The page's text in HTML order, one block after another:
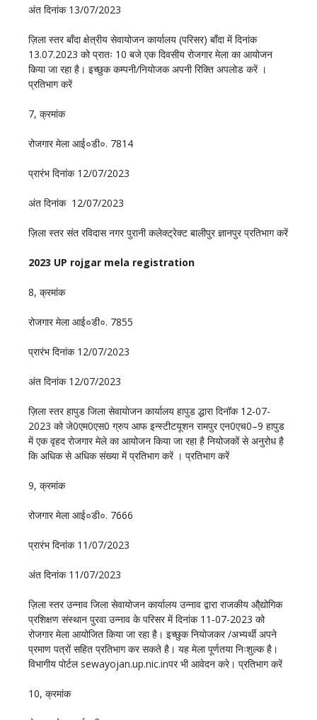
अंत दिनांक 13/07/2023
ज़िला स्तर बाँदा क्षेत्रीय सेवायोजन कार्यालय (परिसर) बॉंदा में दिनांक
13.07.2023 को प्रातः 10 बजे एक दिवसीय रोजगार मेला का आयोजन
किया जा रहा है। इच्छुक कम्पनी/नियोजक अपनी रिक्ति अपलोड करें ।
प्रतिभाग करें
7, क्रमांक
रोजगार मेला आई०डी०. 7814
प्रारंभ दिनांक 12/07/2023
अंत दिनांक 12/07/2023
ज़िला स्तर संत रविदास नगर पुरानी कलेक्ट्रेक्ट बालीपुर ज्ञानपुर प्रतिभाग करें
2023 UP rojgar mela registration
8, क्रमांक
रोजगार मेला आई०डी०. 7855
प्रारंभ दिनांक 12/07/2023
अंत दिनांक 12/07/2023
ज़िला स्तर हापुड जिला सेवायाेजन कार्यालय हापुड द्धारा दिनॉक 12-07-
2023 को जे0एम0एस0 ग्रुप आफ इन्स्टीटयूशन रामपुर एन0एच0–9 हापुड
में एक वृहद राेजगार मेले का आयोजन किया जा रहा है नियोजकों से अनुरोध है
कि अधिक से अधिक संख्या में प्रतिभाग करें । प्रतिभाग करें
9, क्रमांक
रोजगार मेला आई०डी०. 7666
प्रारंभ दिनांक 11/07/2023
अंत दिनांक 11/07/2023
ज़िला स्तर उन्नाव जिला सेवायोजन कार्यालय उन्नाव द्वारा राजकीय औ्द्योगिक
प्रशिक्षण संस्थान पुरवा उन्नाव के परिसर में दिनांक 11-07-2023 को
रोजगार मेला आयोजित किया जा रहा है। इच्छुक नियोजकर /अभ्यर्थी अपने
प्रमाण पत्रों सहित प्रतिभाग कर सकते है। यह मेला पूर्णतया निःशुल्क है।
विभागीय पोर्टल sewayojan.up.nic.inपर भी आवेदन करे। प्रतिभाग करें
10, क्रमांक